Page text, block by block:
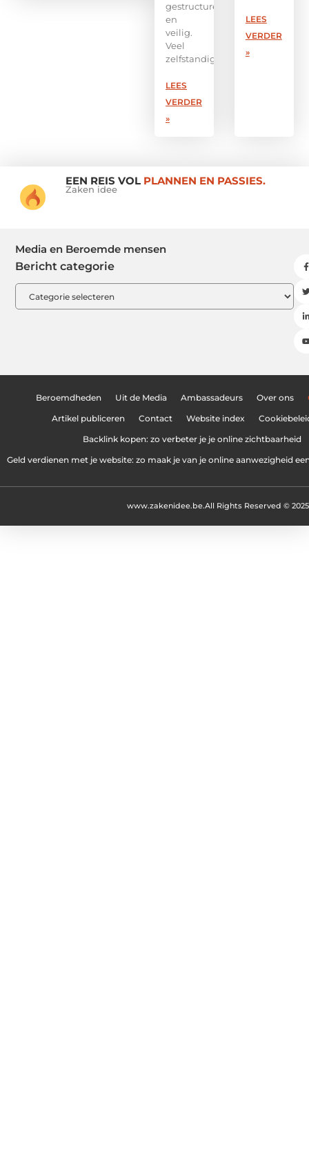
gestructureerd
en
veilig.
Veel
zelfstandigen
LEES
VERDER
»
LEES
VERDER
»
EEN REIS VOL PLANNEN EN PASSIES.
Zaken idee
Media en Beroemde mensen
Bericht categorie
Beroemdheden Uit de Media Ambassadeurs Over ons
Artikel publiceren Contact Website index
Backlink kopen: zo verbeter je je online zichtbaarheid
Geld verdienen met je website: zo maak je van je online aanwezigheid
All Rights Reserved © 2025
www.zakenidee.be.